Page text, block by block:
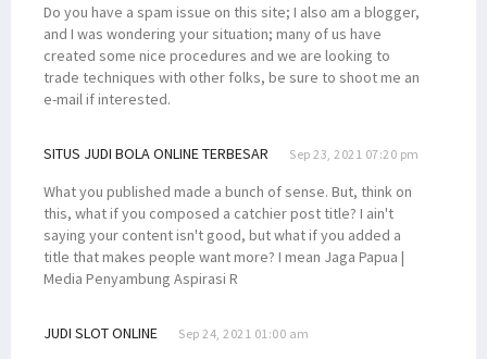
Do you have a spam issue on this site; I also am a blogger,
and I was wondering your situation; many of us have
created some nice procedures and we are looking to
trade techniques with other folks, be sure to shoot me an
e-mail if interested.
SITUS JUDI BOLA ONLINE TERBESAR Sep 23, 2021 07:20 pm
What you published made a bunch of sense. But, think on
this, what if you composed a catchier post title? I ain't
saying your content isn't good, but what if you added a
title that makes people want more? I mean Jaga Papua |
Media Penyambung Aspirasi R
JUDI SLOT ONLINE Sep 24, 2021 01:00 am